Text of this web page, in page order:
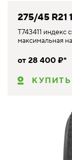
275/45 R21
T743411 индекс
максимальная
от 28 400 ₽*
КУПИТЬ